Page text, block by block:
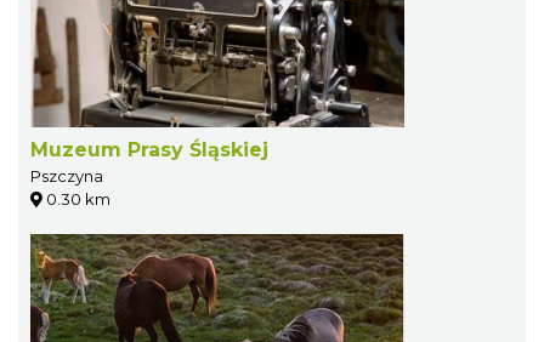
Muzeum Prasy Śląskiej
Pszczyna
0.30 km